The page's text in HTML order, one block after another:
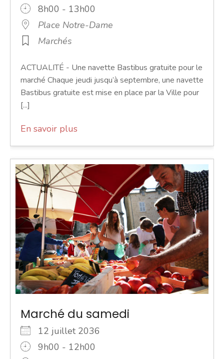
8h00 - 13h00
Place Notre-Dame
Marchés
ACTUALITÉ - Une navette Bastibus gratuite pour le
marché Chaque jeudi jusqu’à septembre, une navette
Bastibus gratuite est mise en place par la Ville pour
[...]
En savoir plus
Marché du samedi
12 juillet 2036
9h00 - 12h00